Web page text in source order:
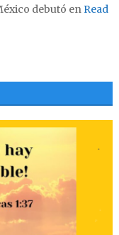
debutó enRead